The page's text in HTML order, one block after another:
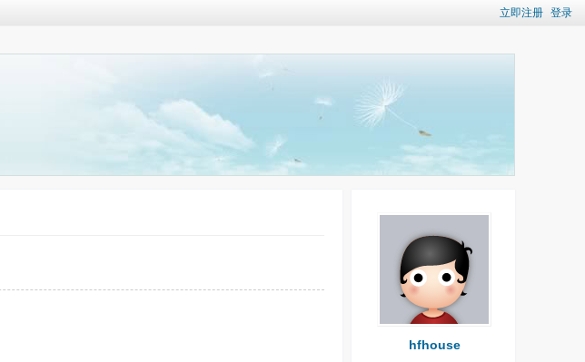
立即注册 登录
hfhouse